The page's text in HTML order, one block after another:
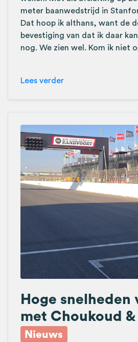
meter baanwedstrijd in
Dat hoop ik althans, want de
bevestiging van dat ik daar
nog. We zien wel. Kom ik niet
Lees verder
Hoge snelheden
met Choukoud &
Nieuws